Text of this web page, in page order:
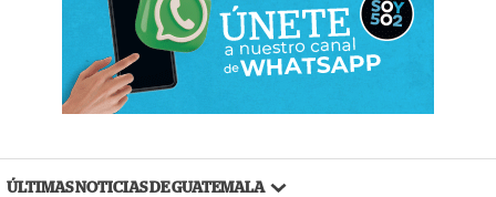
ÚLTIMAS NOTICIAS DE GUATEMALA